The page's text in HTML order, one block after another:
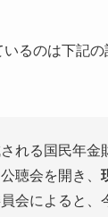
るのは下記
れる国民年
聴会を開き、
会によると、